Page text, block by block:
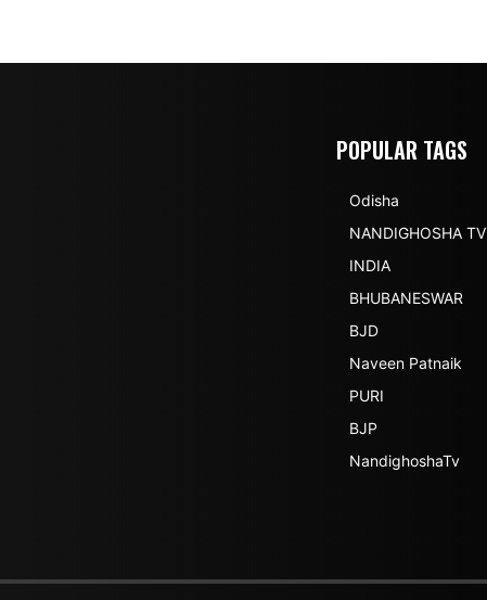
POPULAR TAGS
Odisha
NANDIGHOSHA TV
INDIA
BHUBANESWAR
BJD
Naveen Patnaik
PURI
BJP
NandighoshaTv